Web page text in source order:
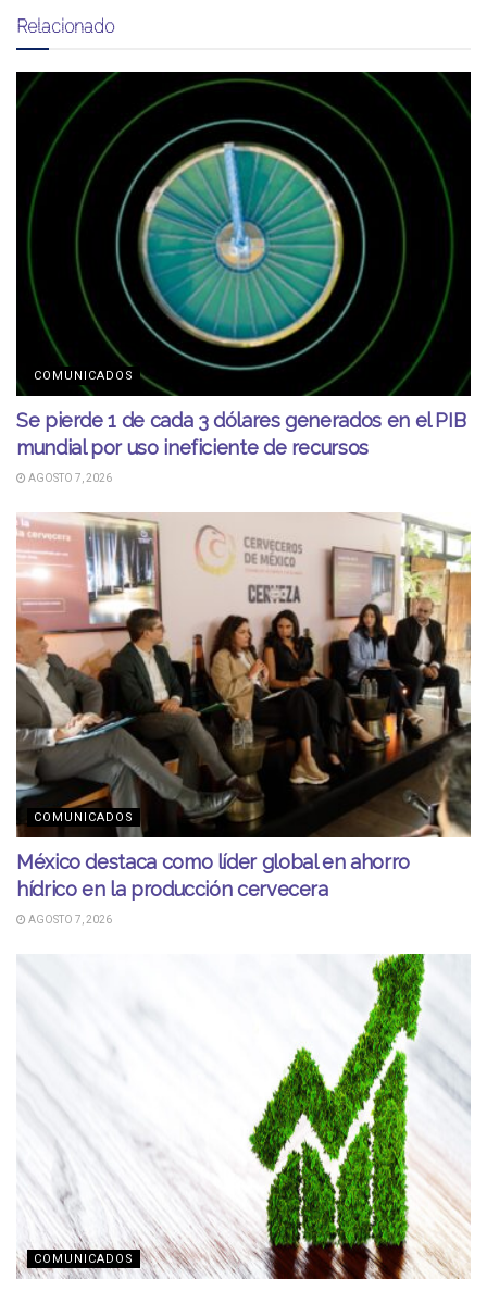
Relacionado
COMUNICADOS
Se pierde 1 de cada 3 dólares generados en el PIB
mundial por uso ineficiente de recursos
AGOSTO 7, 2026
COMUNICADOS
México destaca como líder global en ahorro
hídrico en la producción cervecera
AGOSTO 7, 2026
COMUNICADOS